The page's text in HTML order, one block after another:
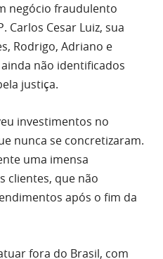
negócio fraudulento
Carlos Cesar Luiz, sua
Rodrigo, Adriano e
não identificados
justiça.
investimentos no
nunca se concretizaram.
uma imensa
clientes, que não
após o fim da
fora do Brasil, com